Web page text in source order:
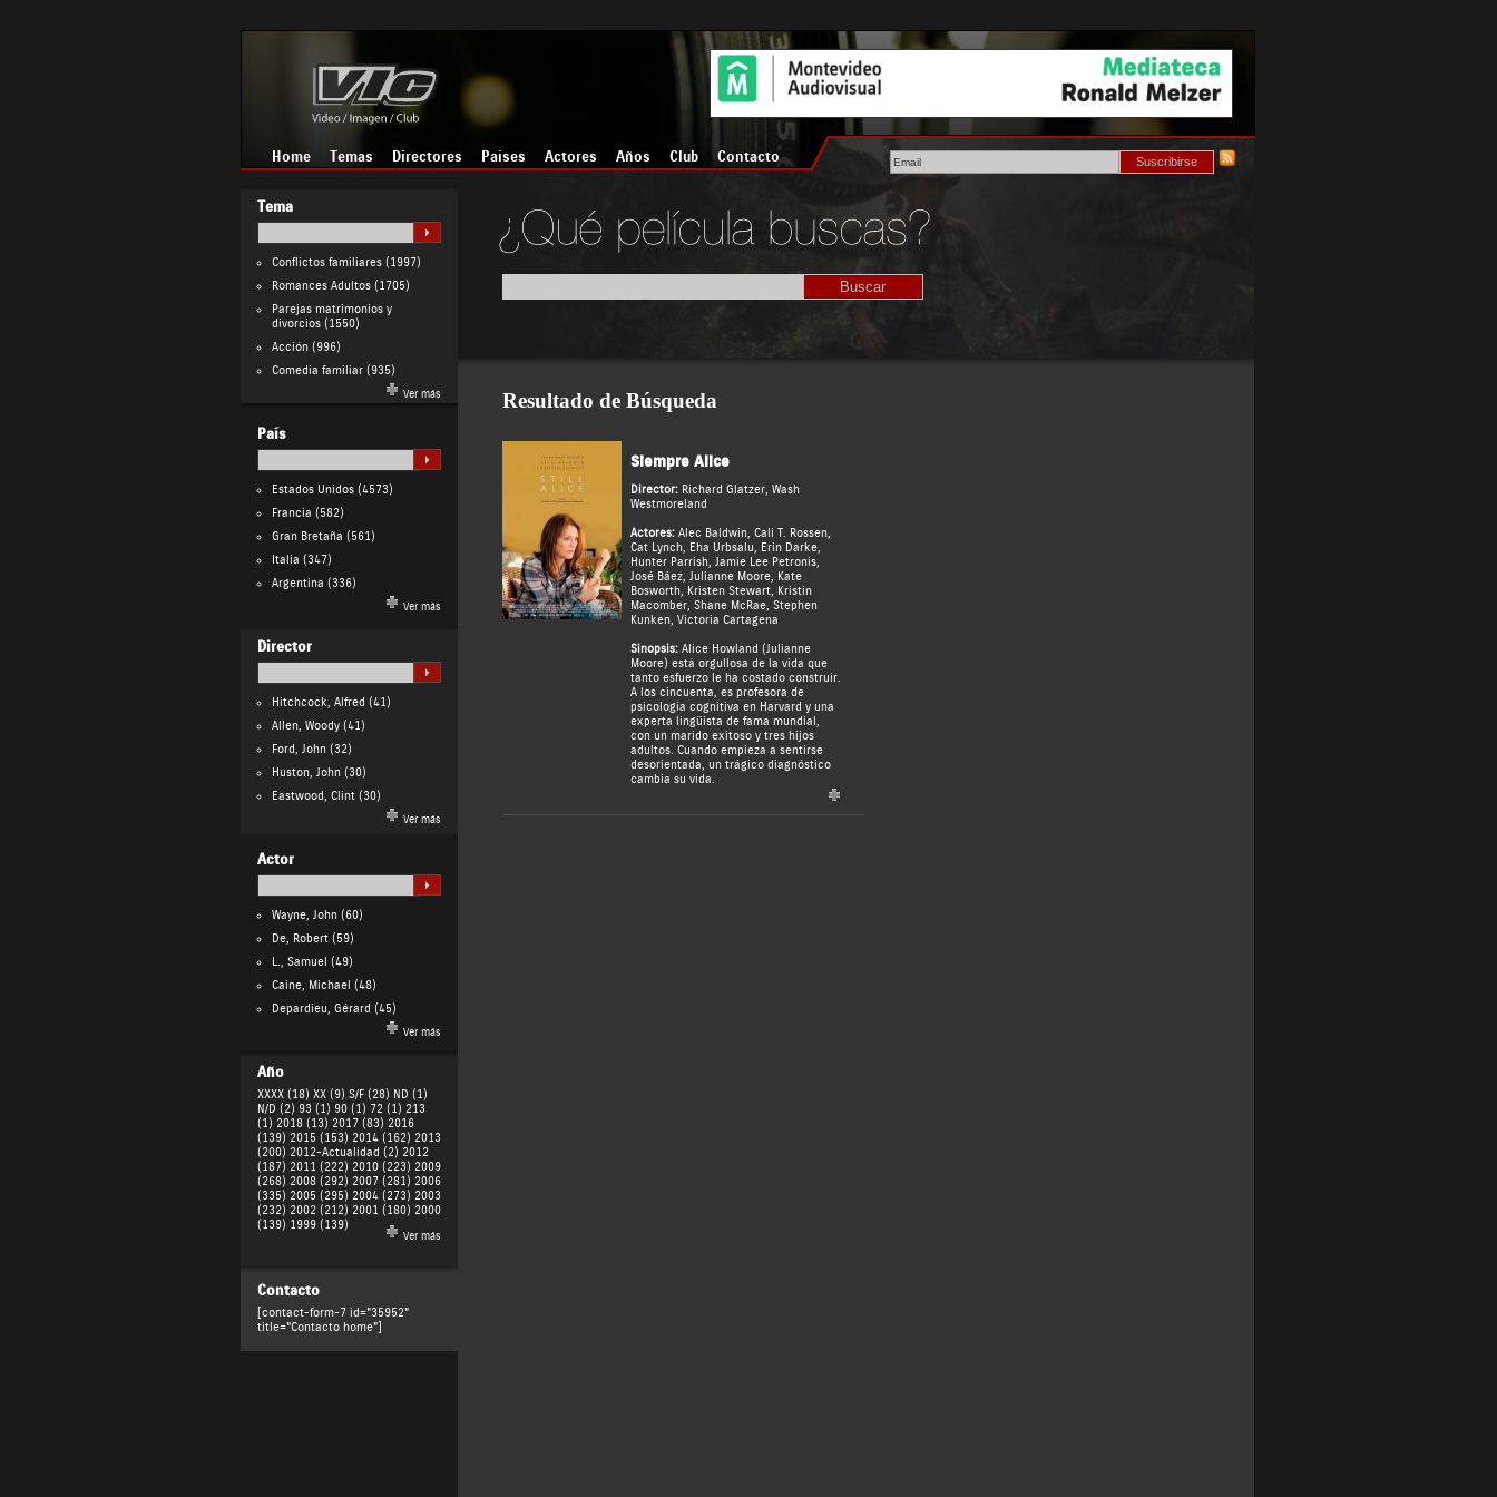
Home Temas Directores Países Actores Años Club Contacto
Tema
Conflictos familiares(1997)
Romances Adultos(1705)
Parejas matrimonios y
divorcios(1550)
Acción(996)
Comedia familiar(935)
Ver más
País
Estados Unidos(4573)
Francia (582)
Gran Bretaña (561)
Italia (347)
Argentina (336)
Ver más
Director
Hitchcock, Alfred (41)
Allen, Woody(41)
Ford, John(32)
Huston, John(30)
Eastwood, Clint(30)
Ver más
Actor
Wayne, John(60)
De, Robert(59)
L., Samuel (49)
Caine, Michael (48)
Depardieu, Gérard (45)
Ver más
Año
XXXX (18) XX (9) S/F (28) ND (1)
N/D (2) 93 (1) 90 (1) 72 (1) 213
(1) 2018 (13) 2017 (83) 2016
(139) 2015 (153) 2014 (162) 2013
(200) 2012-Actualidad (2) 2012
(187) 2011 (222) 2010 (223) 2009
(268) 2008 (292) 2007 (281) 2006
(335) 2005 (295) 2004 (273) 2003
(232) 2002 (212) 2001 (180) 2000
(139) 1999 (139)
Ver más
Contacto
[contact-form-7 id="35952"
title="Contacto home"]
Resultado de Búsqueda
Siempre Alice
Director: Richard Glatzer, Wash
Westmoreland
Actores: Alec Baldwin, Cali T. Rossen,
Cat Lynch, Eha Urbsalu, Erin Darke,
Hunter Parrish, Jamie Lee Petronis,
José Báez, Julianne Moore, Kate
Bosworth, Kristen Stewart, Kristin
Macomber, Shane McRae, Stephen
Kunken, Victoria Cartagena
Sinopsis:Alice Howland (Julianne
Moore) está orgullosa de la vida que
tanto esfuerzo le ha costado construir.
A los cincuenta, es profesora de
psicología cognitiva en Harvard y una
experta lingüista de fama mundial,
con un marido exitoso y tres hijos
adultos. Cuando empieza a sentirse
desorientada, un trágico diagnóstico
cambia su vida.